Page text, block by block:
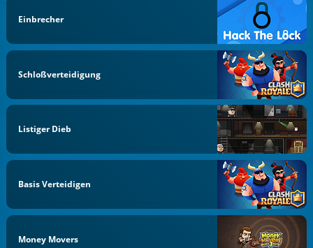
Einbrecher
Schloßverteidigung
Listiger Dieb
Basis Verteidigen
Money Movers